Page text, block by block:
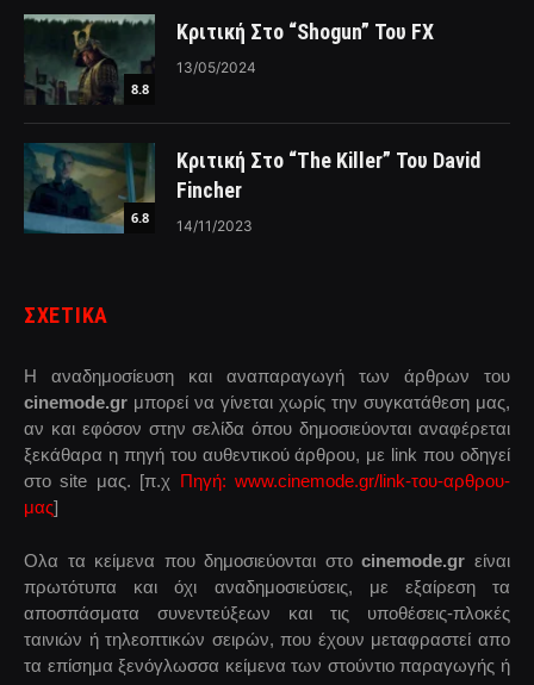
8.8
Κριτική Στο “Shogun” Του FX
13/05/2024
6.8
Κριτική Στο “The Killer” Του David
Fincher
14/11/2023
ΣΧΕΤΙΚΑ
Η αναδημοσίευση και αναπαραγωγή των άρθρων του
cinemode.gr μπορεί να γίνεται χωρίς την συγκατάθεση μας,
αν και εφόσον στην σελίδα όπου δημοσιεύονται αναφέρεται
ξεκάθαρα η πηγή του αυθεντικού άρθρου, με link που οδηγεί
στο site μας. [π.χ Πηγή: www.cinemode.gr/link-του-αρθρου-
μας]
Ολα τα κείμενα που δημοσιεύονται στοcinemode.gr είναι
πρωτότυπα και όχι αναδημοσιεύσεις, με εξαίρεση τα
αποσπάσματα συνεντεύξεων και τις υποθέσεις-πλοκές
ταινιών ή τηλεοπτικών σειρών, που έχουν μεταφραστεί απο
τα επίσημα ξενόγλωσσα κείμενα των στούντιο παραγωγής ή